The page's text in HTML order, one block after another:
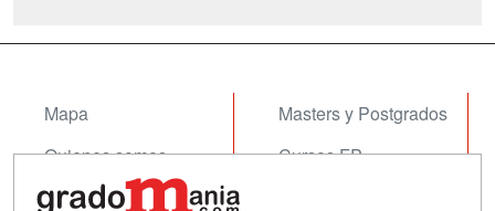
Mapa
Quienes somos
Tarifas publicidad
Masters y Postgrados
Cursos FP